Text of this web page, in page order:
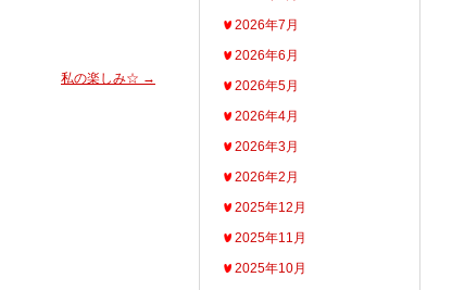
私の楽しみ☆ →
2026年7月
2026年6月
2026年5月
2026年4月
2026年3月
2026年2月
2025年12月
2025年11月
2025年10月